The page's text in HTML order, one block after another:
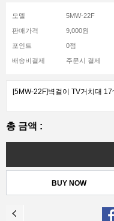
모델 5MW-22F
판매가격 9,000원
포인트 0점
배송비결제 주문시 결제
[5MW-22F]벽걸이 TV거치대
총 금액 :